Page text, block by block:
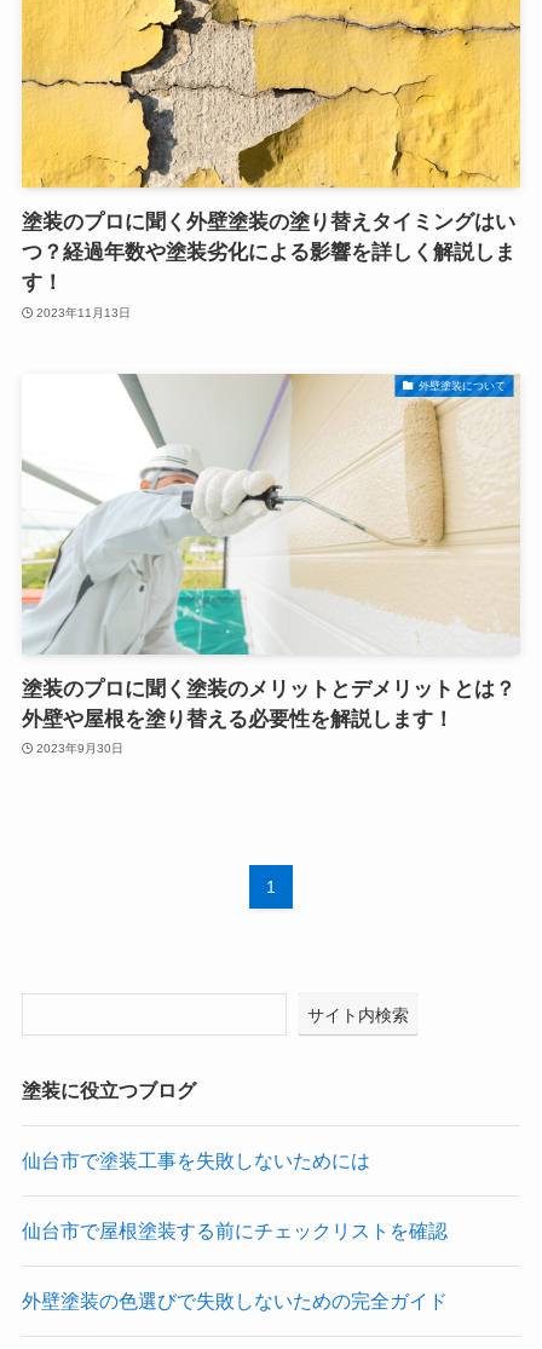
塗装のプロに聞く外壁塗装の塗り替えタイミングはい
つ？経過年数や塗装劣化による影響を詳しく解説しま
す！
2023年11月13日
外壁塗装について
塗装のプロに聞く塗装のメリットとデメリットとは？
外壁や屋根を塗り替える必要性を解説します！
2023年9月30日
1
サイト内検索
塗装に役立つブログ
仙台市で塗装工事を失敗しないためには
仙台市で屋根塗装する前にチェックリストを確認
外壁塗装の色選びで失敗しないための完全ガイド